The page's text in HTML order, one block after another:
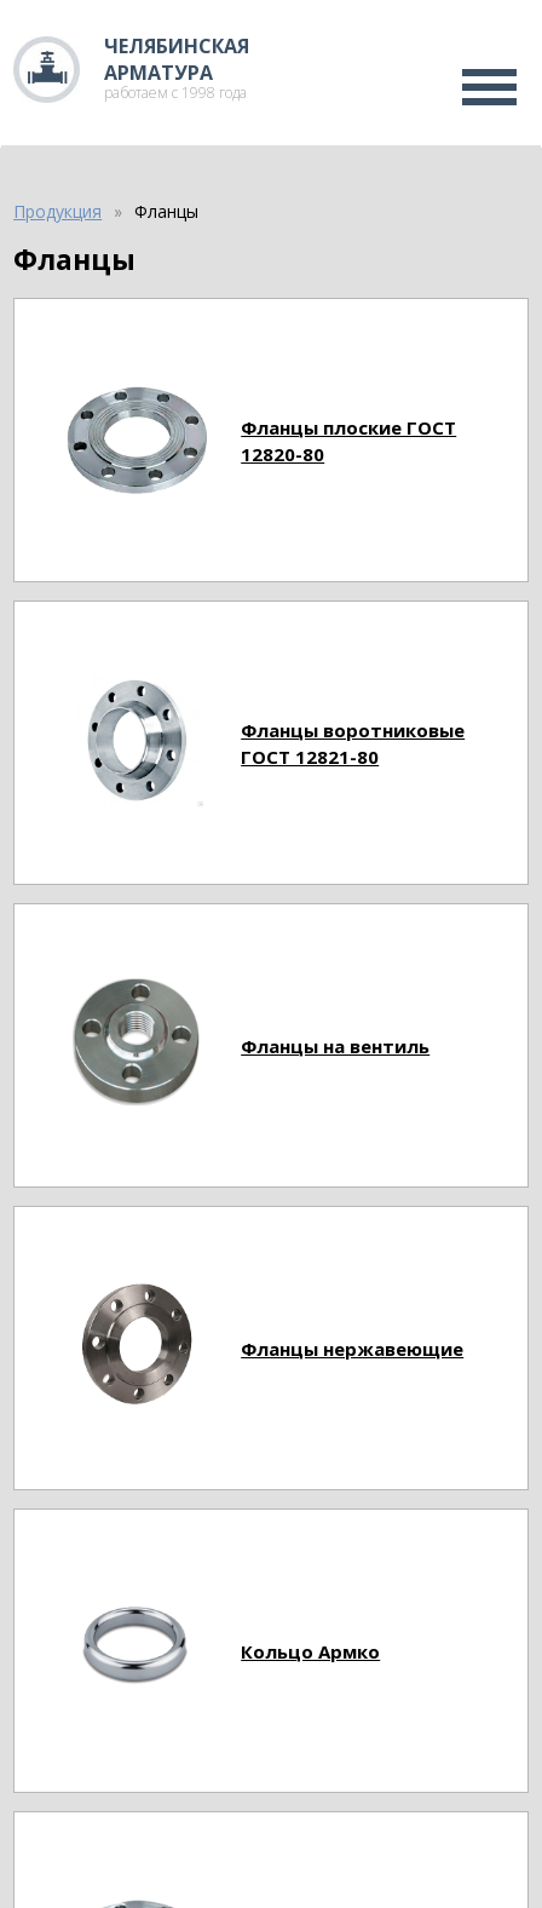
ЧЕЛЯБИНСКАЯ
АРМАТУРА
работаем с 1998 года
Продукция Фланцы
Фланцы
Фланцы плоские ГОСТ
12820-80
Фланцы воротниковые
ГОСТ 12821-80
Фланцы на вентиль
Фланцы нержавеющие
Кольцо Армко